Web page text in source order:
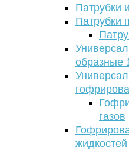
Патрубки
Патрубки
образные
газов
жидкостей